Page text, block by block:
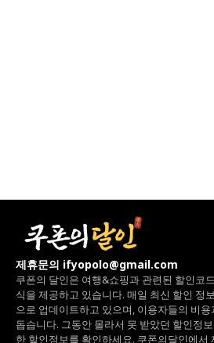
제휴문의 ifyopolo@gmail.com
쿠폰의 달인은 여행&쇼핑과 관련된 할인코
식을 제공하고 있습니다. 매일 최신 할인 정
으로 업데이트하고 있으며, 이용자들의 비
돕습니다. 그동안 몰라서 못 받았던 할인정
한 할인정보를 확인하세요. 쿠폰의달인에서